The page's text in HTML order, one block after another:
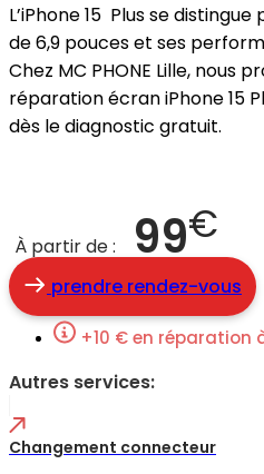
L’iPhone 15 Plus se
de 6,9 pouces et ses
Chez MC PHONE Lille, nous
réparation écran iPhone 15
dès le diagnostic gratuit.
À partir de : 99€
prendre rendez-vous
+10 € en réparation
Autres services:
Changement connecteur